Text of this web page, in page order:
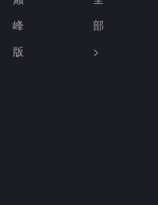
峰
版
部
>